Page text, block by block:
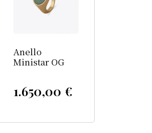
Anello
Ministar OG
1.650,00 €